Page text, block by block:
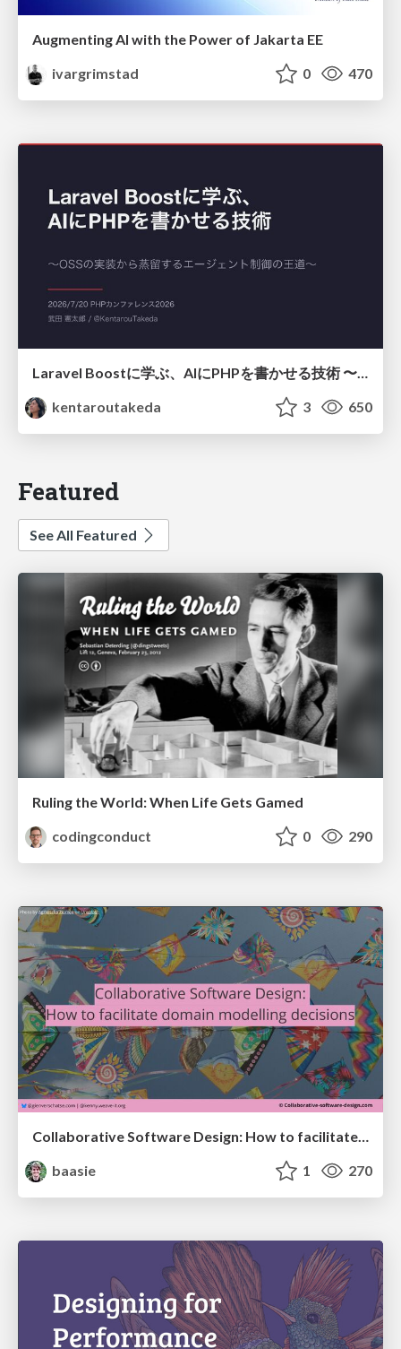
Augmenting AI with the Power of Jakarta EE
ivargrimstad
0 470
Laravel Boostに学ぶ、AIにPHPを書かせる技術 〜OSSの実装から蒸留するエージェント制御の王道〜
kentaroutakeda
3 650
Featured
See All Featured
Ruling the World: When Life Gets Gamed
codingconduct
0 290
Collaborative Software Design: How to facilitate domain modelling decisions
baasie
1 270